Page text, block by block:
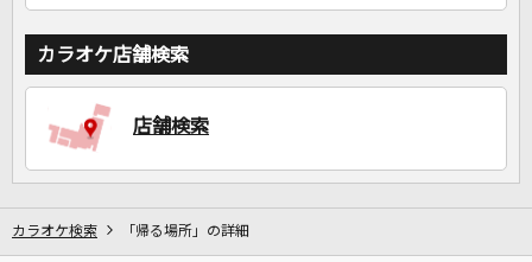
カラオケ店舗検索
店舗検索
カラオケ検索 「帰る場所」の詳細